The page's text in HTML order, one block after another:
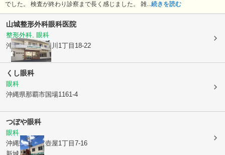
でした。 検査が終わり診察まで長く感じました。 雑...続きを読む
山城整形外科眼科医院
整形外科, 眼科
沖縄県那覇市樋川1丁目18-22
くし眼科
眼科
沖縄県那覇市国場1161-4
つぼや眼科
眼科
沖縄県那覇市壺屋1丁目7-16